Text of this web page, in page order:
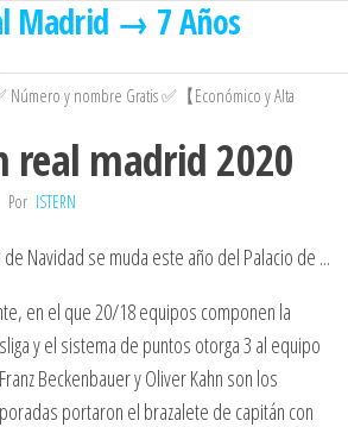
Madrid → 7 Años
Número y nombre Gratis ✅【Económico y Alta
real madrid 2020
Por ISTERN
en el que 20/18 equipos componen la
y el sistema de puntos otorga 3 al equipo
Beckenbauer y Oliver Kahn son los
portaron el brazalete de capitán con